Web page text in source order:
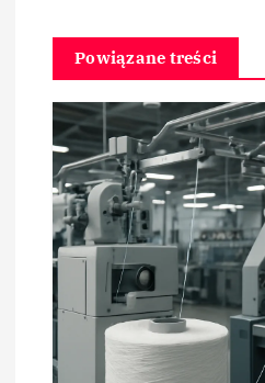
g
a
c
a
w
p
Powiązane treści